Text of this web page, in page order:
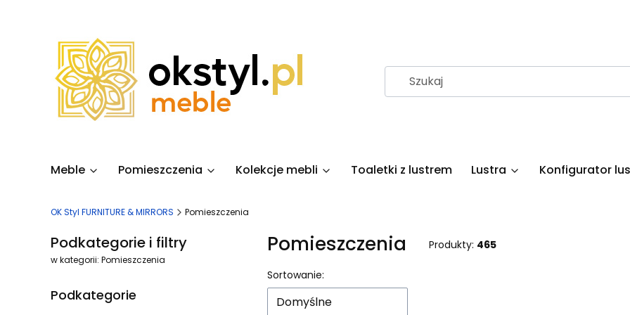
Meble Pomieszczenia Kolekcje mebli Toaletki z lustrem Lustra Konfigurator
OK Styl FURNITURE & MIRRORS Pomieszczenia
Podkategorie i filtry
w kategorii: Pomieszczenia
Podkategorie
Pomieszczenia Produkty: 465
Lista produktów
Sortowanie:
Domyślne